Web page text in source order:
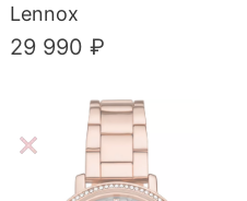
Lennox
29 990 ₽